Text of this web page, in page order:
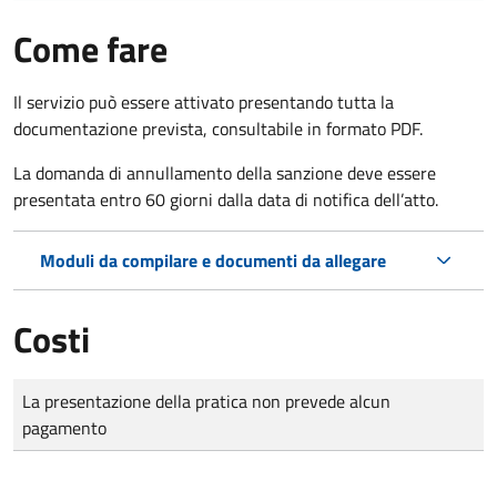
Come fare
Il servizio può essere attivato presentando tutta la
documentazione prevista, consultabile in formato PDF.
La domanda di annullamento della sanzione deve essere
presentata entro 60 giorni dalla data di notifica dell’atto.
Moduli da compilare e documenti da allegare
Costi
Tipo di pagamento
Importo
La presentazione della pratica non prevede alcun
pagamento